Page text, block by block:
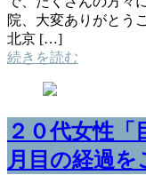
院、大変ありがとう
北京 […]
続きを読む
２０代女性「
月目の経過を